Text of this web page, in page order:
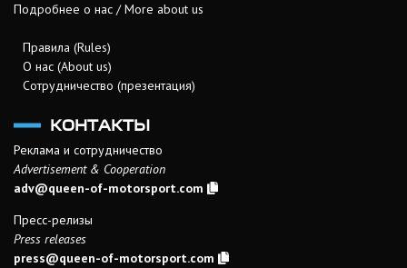
Подробнее о нас / More about us
Правила (Rules)
О нас (About us)
Сотрудничество (презентация)
КОНТАКТЫ
Реклама и сотрудничество
Advertisement & Cooperation
adv@queen-of-motorsport.com
Пресс-релизы
Press releases
press@queen-of-motorsport.com